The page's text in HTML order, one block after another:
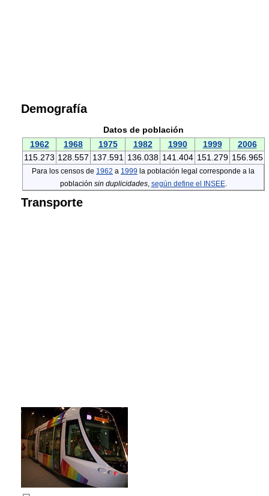
Demografía
Datos de población
1962
1968 1975 1982 1990 1999
2006
115.273 128.557 137.591 136.038 141.404 151.279 156.965
Para los censos de 1962 a 1999 la población legal corresponde a la
población sin duplicidades, según define el INSEE.
Transporte